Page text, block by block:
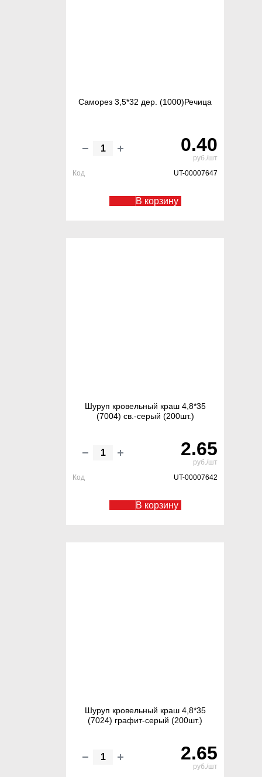
Саморез 3,5*32 дер. (1000)Речица
0.40
руб./шт
Код
UT-00007647
В корзину
Шуруп кровельный краш 4,8*35
(7004) св.-серый (200шт.)
2.65
руб./шт
Код
UT-00007642
В корзину
Шуруп кровельный краш 4,8*35
(7024) графит-серый (200шт.)
2.65
руб./шт